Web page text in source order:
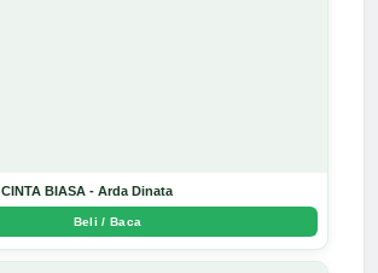
BIASA - Arda Dinata
Beli / Baca